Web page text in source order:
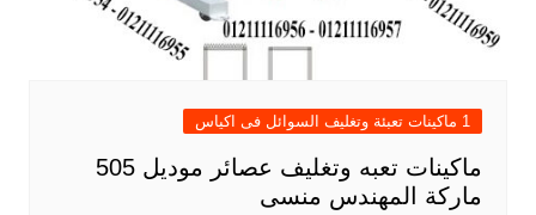
1 ماكينات تعبئة وتغليف السوائل فى اكياس
ماكينات تعبه وتغليف عصائر موديل 505
ماركة المهندس منسى